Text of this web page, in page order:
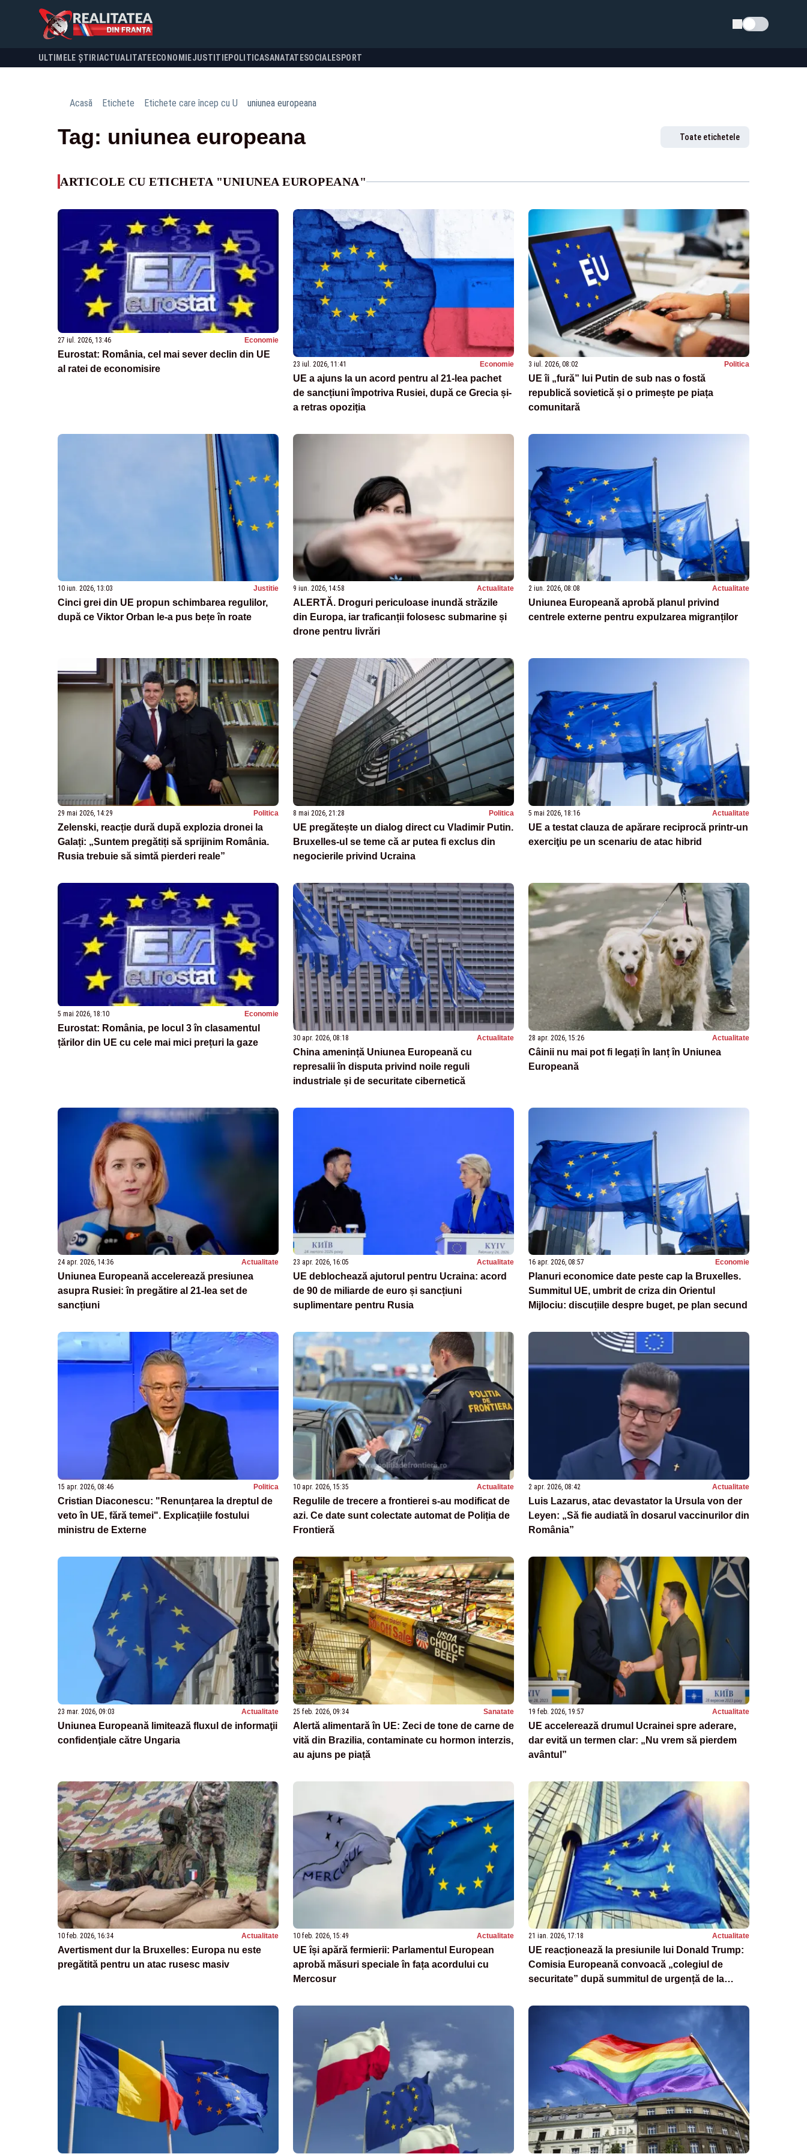
Schimba tema
ULTIMELE ȘTIRI ACTUALITATE ECONOMIEJUSTITIEPOLITICASANATATESOCIALESPORT
Acasă Etichete Etichete care încep cu U uniunea europeana
Tag: uniunea europeana Toate etichetele
ARTICOLE CU ETICHETA "UNIUNEA EUROPEANA"
27 iul. 2026, 13:46 Economie
Eurostat: România, cel mai sever declin din UE
al ratei de economisire
23 iul. 2026, 11:41 Economie
UE a ajuns la un acord pentru al 21-lea pachet
de sancțiuni împotriva Rusiei, după ce Grecia și-
a retras opoziția
3 iul. 2026, 08:02 Politica
UE îi „fură” lui Putin de sub nas o fostă
republică sovietică și o primește pe piața
comunitară
10 iun. 2026, 13:03 Justitie
Cinci grei din UE propun schimbarea regulilor,
după ce Viktor Orban le-a pus bețe în roate
9 iun. 2026, 14:58 Actualitate
ALERTĂ. Droguri periculoase inundă străzile
din Europa, iar traficanții folosesc submarine și
drone pentru livrări
2 iun. 2026, 08:08 Actualitate
Uniunea Europeană aprobă planul privind
centrele externe pentru expulzarea migranților
29 mai 2026, 14:29 Politica
Zelenski, reacție dură după explozia dronei la
Galați: „Suntem pregătiți să sprijinim România.
Rusia trebuie să simtă pierderi reale”
8 mai 2026, 21:28 Politica
UE pregătește un dialog direct cu Vladimir Putin.
Bruxelles-ul se teme că ar putea fi exclus din
negocierile privind Ucraina
5 mai 2026, 18:16 Actualitate
UE a testat clauza de apărare reciprocă printr-un
exerciţiu pe un scenariu de atac hibrid
5 mai 2026, 18:10 Economie
Eurostat: România, pe locul 3 în clasamentul
țărilor din UE cu cele mai mici prețuri la gaze
30 apr. 2026, 08:18 Actualitate
China amenință Uniunea Europeană cu
represalii în disputa privind noile reguli
industriale și de securitate cibernetică
28 apr. 2026, 15:26 Actualitate
Câinii nu mai pot fi legați în lanț în Uniunea
Europeană
24 apr. 2026, 14:36 Actualitate
Uniunea Europeană accelerează presiunea
asupra Rusiei: în pregătire al 21-lea set de
sancțiuni
23 apr. 2026, 16:05 Actualitate
UE deblochează ajutorul pentru Ucraina: acord
de 90 de miliarde de euro și sancțiuni
suplimentare pentru Rusia
16 apr. 2026, 08:57 Economie
Planuri economice date peste cap la Bruxelles.
Summitul UE, umbrit de criza din Orientul
Mijlociu: discuțiile despre buget, pe plan secund
15 apr. 2026, 08:46 Politica
Cristian Diaconescu: "Renunțarea la dreptul de
veto în UE, fără temei". Explicațiile fostului
ministru de Externe
10 apr. 2026, 15:35 Actualitate
Regulile de trecere a frontierei s-au modificat de
azi. Ce date sunt colectate automat de Poliția de
Frontieră
2 apr. 2026, 08:42 Actualitate
Luis Lazarus, atac devastator la Ursula von der
Leyen: „Să fie audiată în dosarul vaccinurilor din
România”
23 mar. 2026, 09:03 Actualitate
Uniunea Europeană limitează fluxul de informaţii
confidenţiale către Ungaria
25 feb. 2026, 09:34 Sanatate
Alertă alimentară în UE: Zeci de tone de carne de
vită din Brazilia, contaminate cu hormon interzis,
au ajuns pe piață
19 feb. 2026, 19:57 Actualitate
UE accelerează drumul Ucrainei spre aderare,
dar evită un termen clar: „Nu vrem să pierdem
avântul”
10 feb. 2026, 16:34 Actualitate
Avertisment dur la Bruxelles: Europa nu este
pregătită pentru un atac rusesc masiv
10 feb. 2026, 15:49 Actualitate
UE își apără fermierii: Parlamentul European
aprobă măsuri speciale în fața acordului cu
Mercosur
21 ian. 2026, 17:18 Actualitate
UE reacționează la presiunile lui Donald Trump:
Comisia Europeană convoacă „colegiul de
securitate” după summitul de urgență de la